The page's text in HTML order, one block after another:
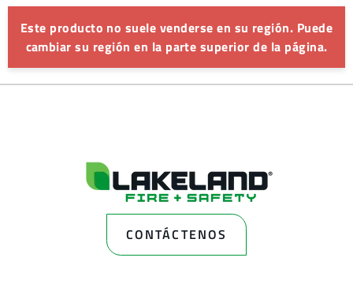
Este producto no suele venderse en su región. Puede
cambiar su región en la parte superior de la página.
CONTÁCTENOS